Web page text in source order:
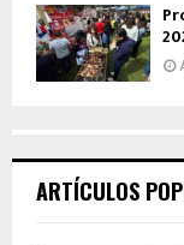
ARTÍCULOS